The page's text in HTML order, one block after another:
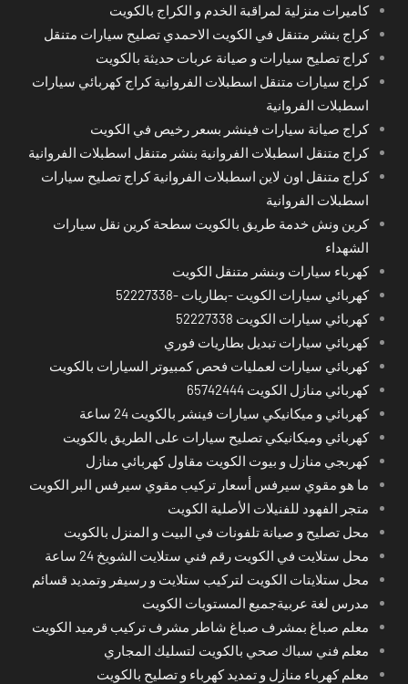
كاميرات منزلية لمراقبة الخدم و الكراج بالكويت
كراج بنشر متنقل في الكويت الاحمدي تصليح سيارات متنقل
كراج تصليح سيارات و صيانة عربات حديثة بالكويت
كراج سيارات متنقل اسطبلات الفروانية كراج كهربائي سيارات
اسطبلات الفروانية
كراج صيانة سيارات فينشر بسعر رخيص في الكويت
كراج متنقل اسطبلات الفروانية بنشر متنقل اسطبلات الفروانية
كراج متنقل اون لاين اسطبلات الفروانية كراج تصليح سيارات
اسطبلات الفروانية
كرين ونش خدمة طريق بالكويت سطحة كرين نقل سيارات
الشهداء
كهرباء سيارات وبنشر متنقل الكويت
كهربائي سيارات الكويت -بطاريات -52227338
كهربائي سيارات الكويت 52227338
كهربائي سيارات تبديل بطاريات فوري
كهربائي سيارات لعمليات فحص كمبيوتر السيارات بالكويت
كهربائي منازل الكويت 65742444
كهربائي و ميكانيكي سيارات فينشر بالكويت 24 ساعة
كهربائي وميكانيكي تصليح سيارات على الطريق بالكويت
كهربجي منازل و بيوت الكويت مقاول كهربائي منازل
ما هو مقوي سيرفس أسعار تركيب مقوي سيرفس البر الكويت
متجر الفهود للفنيلات الأصلية الكويت
محل تصليح و صيانة تلفونات في البيت و المنزل بالكويت
محل ستلايت في الكويت رقم فني ستلايت الشويخ 24 ساعة
محل ستلايتات الكويت لتركيب ستلايت و رسيفر وتمديد قسائم
مدرس لغة عربيةجميع المستويات الكويت
معلم صباغ بمشرف صباغ شاطر مشرف تركيب قرميد الكويت
معلم فني سباك صحي بالكويت لتسليك المجاري
معلم كهرباء منازل و تمديد كهرباء و تصليح بالكويت